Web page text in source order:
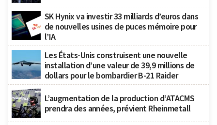
SK Hynix va investir 33 milliards d’euros dans
de nouvelles usines de puces mémoire pour
l’IA
Les États-Unis construisent une nouvelle
installation d’une valeur de 39,9 millions de
dollars pour le bombardier B-21 Raider
L’augmentation de la production d’ATACMS
prendra des années, prévient Rheinmetall